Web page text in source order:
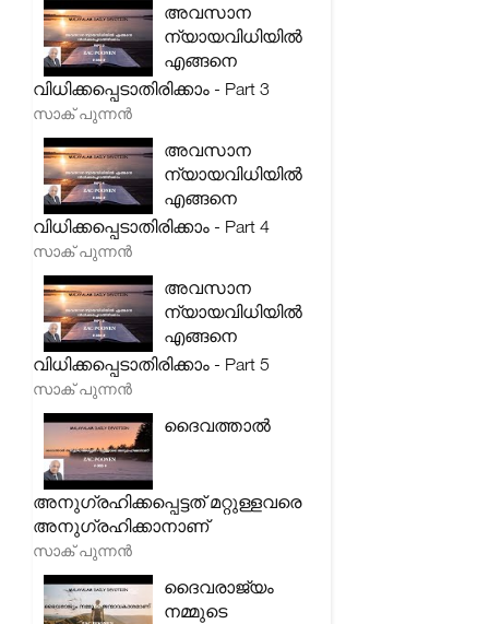
അവസാന
ന്യായവിധിയിൽ
എങ്ങനെ
വിധിക്കപ്പെടാതിരിക്കാം - Part 3
സാക് പുന്നൻ
അവസാന
ന്യായവിധിയിൽ
എങ്ങനെ
വിധിക്കപ്പെടാതിരിക്കാം - Part 4
സാക് പുന്നൻ
അവസാന
ന്യായവിധിയിൽ
എങ്ങനെ
വിധിക്കപ്പെടാതിരിക്കാം - Part 5
സാക് പുന്നൻ
ദൈവത്താൽ
അനുഗ്രഹിക്കപ്പെട്ടത് മറ്റുള്ളവരെ
അനുഗ്രഹിക്കാനാണ്
സാക് പുന്നൻ
ദൈവരാജ്യം
നമ്മുടെ